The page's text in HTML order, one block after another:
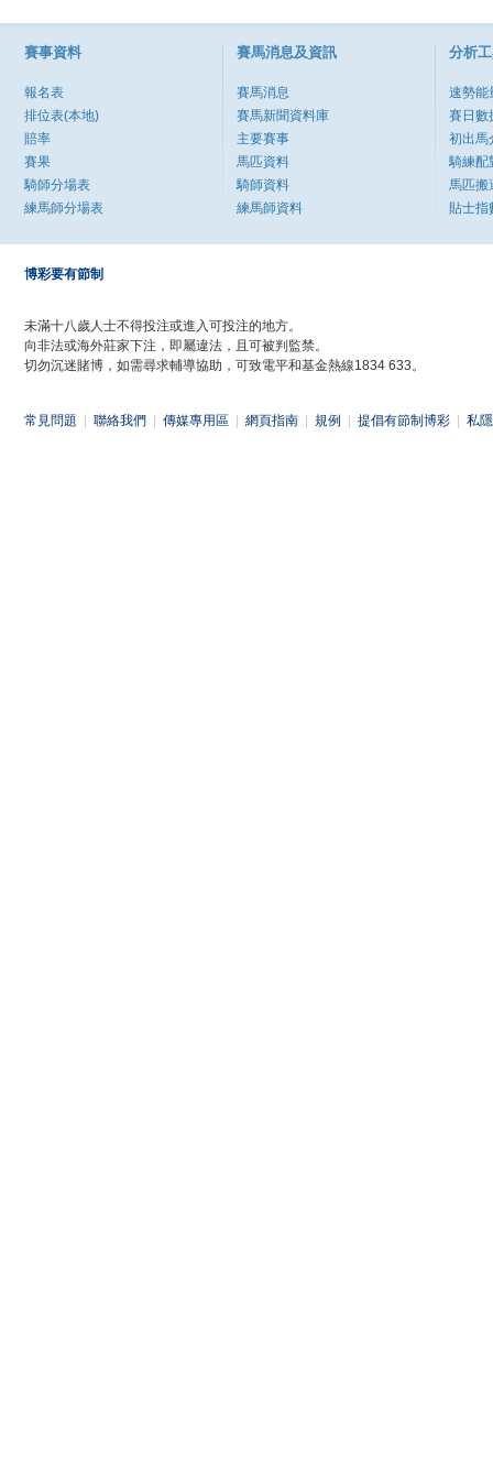
賽事資料
報名表
排位表(本地)
賠率
賽果
騎師分場表
練馬師分場表
賽馬消息及資訊
賽馬消息
賽馬新聞資料庫
主要賽事
馬匹資料
騎師資料
練馬師資料
分析
速勢能
賽日數
初出馬
騎練配
馬匹搬
貼士指
博彩要有節制
未滿十八歲人士不得投注或進入可投注的地方。
向非法或海外莊家下注，即屬違法，且可被判監禁。
切勿沉迷賭博，如需尋求輔導協助，可致電平和基金熱線1834 633。
常見問題 聯絡我們 傳媒專用區 網頁指南 規例 提倡有節制博彩 私